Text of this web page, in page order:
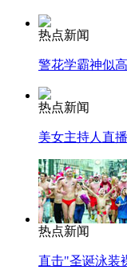
纽约上演“枕头
司机酒驾遇交
热点新闻
警花学霸神似
热点新闻
美女主持人直
热点新闻
直击"圣诞泳装